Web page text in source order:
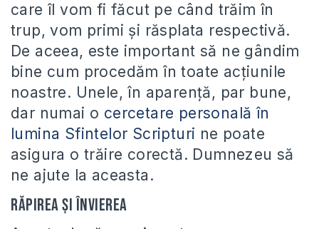
care îl vom fi făcut pe când trăim în
trup, vom primi şi răsplata respectivă.
De aceea, este important să ne gândim
bine cum procedăm în toate acţiunile
noastre. Unele, în aparenţă, par bune,
dar numai o cercetare personală în
lumina Sfintelor Scripturi ne poate
asigura o trăire corectă. Dumnezeu să
ne ajute la aceasta.
Răpirea şi Învierea